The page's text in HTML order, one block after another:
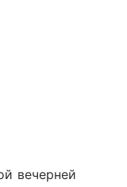
вечерней